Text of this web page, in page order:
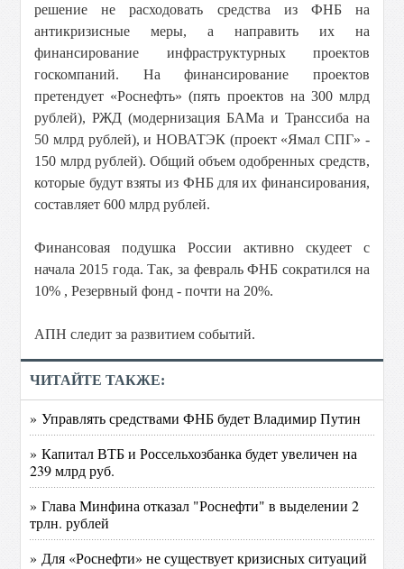
решение не расходовать средства из ФНБ на
антикризисные меры, а направить их на
финансирование инфраструктурных проектов
госкомпаний. На финансирование проектов
претендует «Роснефть» (пять проектов на 300 млрд
рублей), РЖД (модернизация БАМа и Транссиба на
50 млрд рублей), и НОВАТЭК (проект «Ямал СПГ» -
150 млрд рублей). Общий объем одобренных средств,
которые будут взяты из ФНБ для их финансирования,
составляет 600 млрд рублей.
Финансовая подушка России активно скудеет с
начала 2015 года. Так, за февраль ФНБ сократился на
10% , Резервный фонд - почти на 20%.
АПН следит за развитием событий.
ЧИТАЙТЕ ТАКЖЕ:
» Управлять средствами ФНБ будет Владимир Путин
» Капитал ВТБ и Россельхозбанка будет увеличен на
239 млрд руб.
» Глава Минфина отказал "Роснефти" в выделении 2
трлн. рублей
» Для «Роснефти» не существует кризисных ситуаций